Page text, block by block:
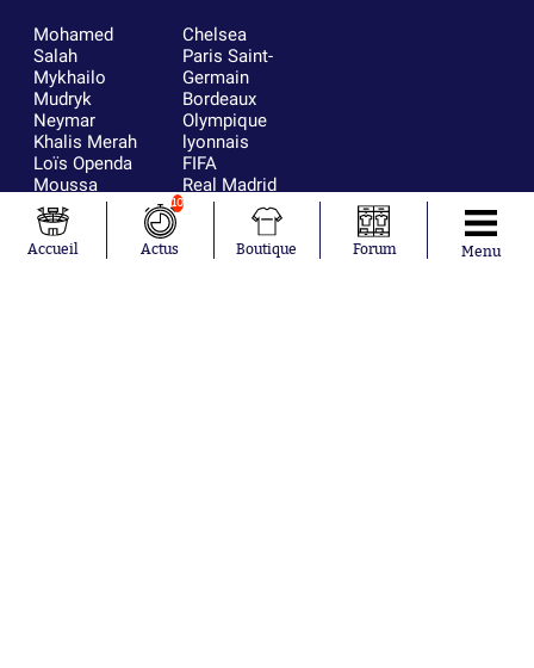
Mohamed
Salah
Mykhailo
Mudryk
Neymar
Khalis Merah
Loïs Openda
Moussa
Niakhaté
Nicolás
Tagliafico
Chelsea
Paris Saint-
Germain
Bordeaux
Olympique
lyonnais
FIFA
Real Madrid
RC Strasbourg
AC Milan
Accueil
10
Actus Boutique Forum Menu